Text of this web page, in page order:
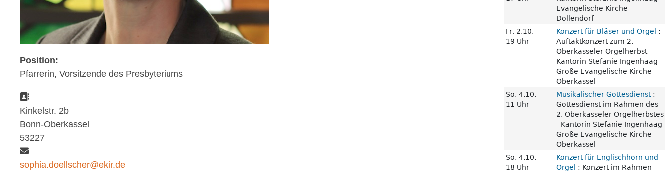
Position:
Pfarrerin, Vorsitzende des Presbyteriums
Adresse:
Kinkelstr. 2b
Bonn-Oberkassel
53227
E-Mail:
sophia.doellscher@ekir.de